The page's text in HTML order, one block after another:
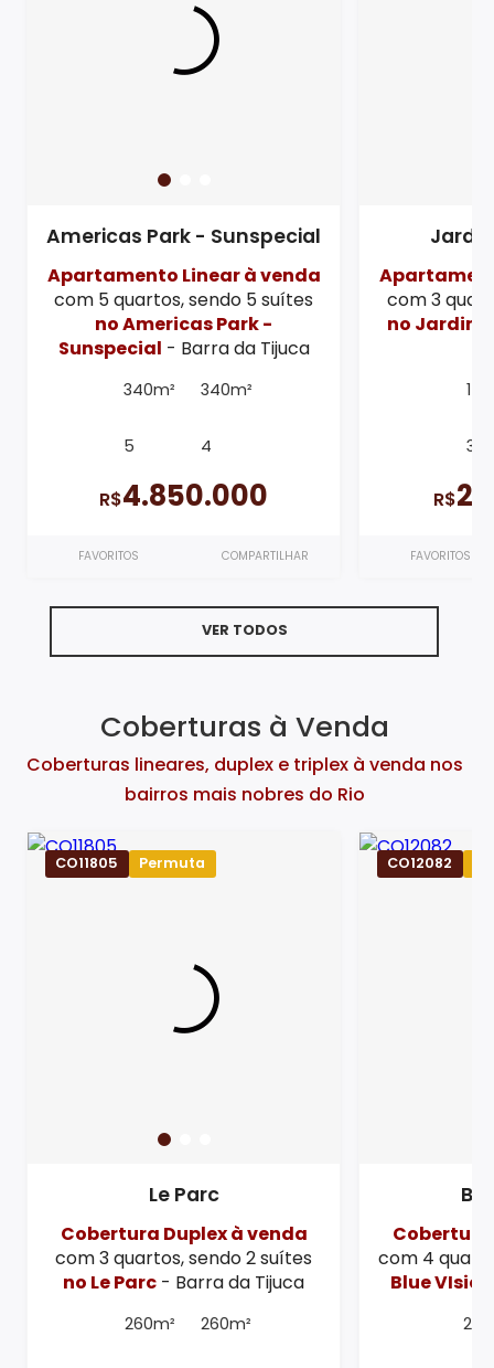
Americas Park - Sunspecial
Apartamento Linear à venda
com 5 quartos, sendo 5 suítes
no Americas Park -
Sunspecial - Barra da Tijuca
340m² 340m²
5 4
R$4.850.000
FAVORITOS COMPARTILHAR
com 3
no Jardim
3
R$
FAVORITOS
VER TODOS
Coberturas lineares, duplex e triplex à venda nos
bairros mais nobres do Rio
Coberturas à Venda
CO11805 Permuta
Le Parc
Cobertura Duplex à venda
com 3 quartos, sendo 2 suítes
no Le Parc - Barra da Tijuca
260m² 260m²
CO12082
Cobertura
com 4
Blue VIsion